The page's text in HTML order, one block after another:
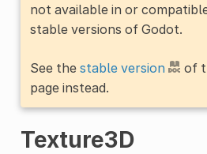
not available in or
stable versions of Godot.
See the stable version
of
page instead.
Texture3D